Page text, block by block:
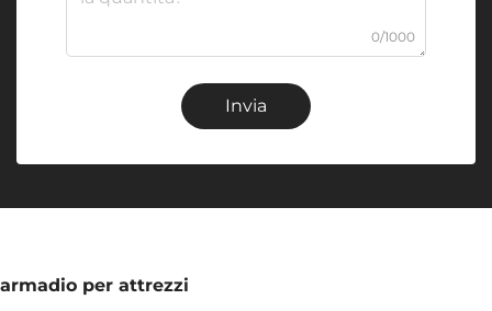
0/1000
Invia
armadio per attrezzi